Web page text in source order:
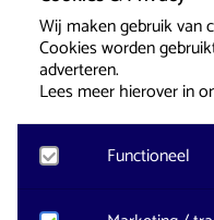
Wij maken gebruik van
Cookies worden
adverteren.
Lees meer hierover in
Functioneel
Noodzakelijk
Website & Identity byEagerly